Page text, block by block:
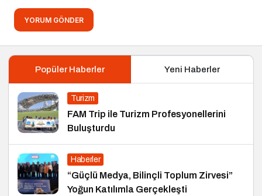
YORUM GÖNDER
Popüler Haberler Yeni Haberler
Turizm
FAM Trip ile Turizm Profesyonellerini
Buluşturdu
Haberler
“Güçlü Medya, Bilinçli Toplum Zirvesi”
Yoğun Katılımla Gerçekleşti